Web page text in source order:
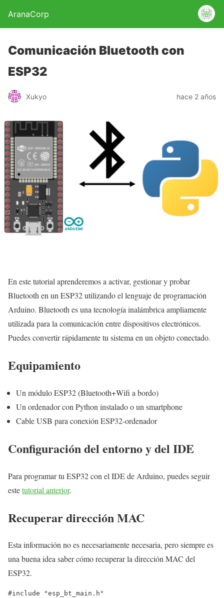
AranaCorp
Comunicación Bluetooth con
ESP32
Xukyo hace 2 años
En este tutorial aprenderemos a activar, gestionar y probar
Bluetooth en un ESP32 utilizando el lenguaje de programación
Arduino. Bluetooth es una tecnología inalámbrica ampliamente
utilizada para la comunicación entre dispositivos electrónicos.
Puedes convertir rápidamente tu sistema en un objeto conectado.
Equipamiento
Un módulo ESP32 (Bluetooth+Wifi a bordo)
Un ordenador con Python instalado o un smartphone
Cable USB para conexión ESP32-ordenador
Configuración del entorno y del IDE
Para programar tu ESP32 con el IDE de Arduino, puedes seguir
estetutorial anterior.
Recuperar dirección MAC
Esta información no es necesariamente necesaria, pero siempre es
una buena idea saber cómo recuperar la dirección MAC del
ESP32.
#include "esp_bt_main.h"